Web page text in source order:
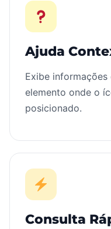
Ajuda
Exibe
elemento onde o
posicionado.
Consulta